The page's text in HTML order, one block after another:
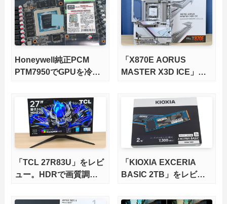
徹底検証
Honeywell純正PCM
PTM7950でGPUを冷や
「X870E AORUS
MASTER X3D ICE」を
さらに高速にする完全版
X870Eマザーボードを徹
底検証
「TCL 27R83U」をレビ
ュー。HDRで画質調整
輝度も発揮！
「KIOXIA EXCERIA
BASIC 2TB」をレビュ
力、高性能、高コスパを